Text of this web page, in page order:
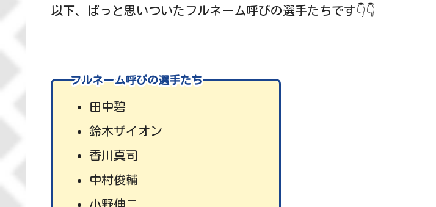
以下、ぱっと思いついたフルネーム呼びの選手たちです👇👇
フルネーム呼びの選手たち
田中碧
鈴木ザイオン
香川真司
中村俊輔
小野伸二